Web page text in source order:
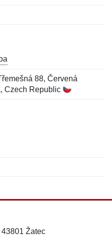
88, Červená
Czech Republic
43801 Žatec